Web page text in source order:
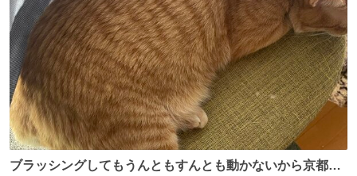
数
ブラッシングしてもうんともすんとも動かないから京都の